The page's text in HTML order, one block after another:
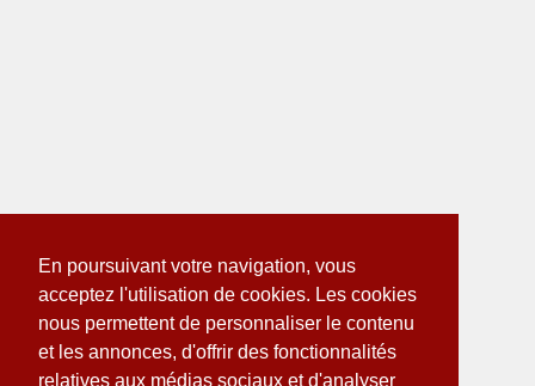
En poursuivant votre navigation, vous
acceptez l'utilisation de cookies. Les cookies
nous permettent de personnaliser le contenu
et les annonces, d'offrir des fonctionnalités
relatives aux médias sociaux et d'analyser